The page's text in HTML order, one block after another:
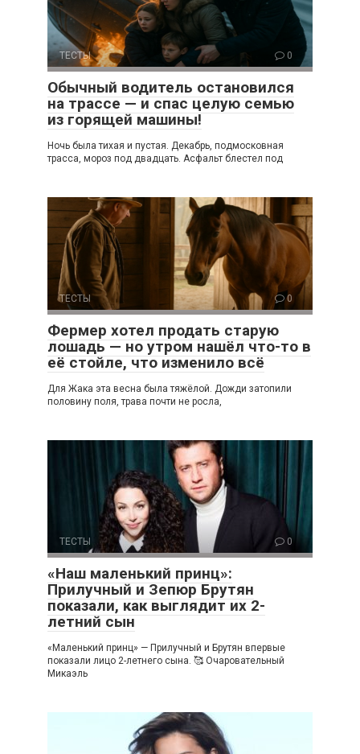
ТЕСТЫ 0
Обычный водитель остановился
на трассе — и спас целую семью
из горящей машины!
Ночь была тихая и пустая. Декабрь, подмосковная
трасса, мороз под двадцать. Асфальт блестел под
ТЕСТЫ 0
Фермер хотел продать старую
лошадь — но утром нашёл что-то в
её стойле, что изменило всё
Для Жака эта весна была тяжёлой. Дожди затопили
половину поля, трава почти не росла,
ТЕСТЫ 0
«Наш маленький принц»:
Прилучный и Зепюр Брутян
показали, как выглядит их 2-
летний сын
«Маленький принц» — Прилучный и Брутян впервые
показали лицо 2-летнего сына. 🥰 Очаровательный
Микаэль